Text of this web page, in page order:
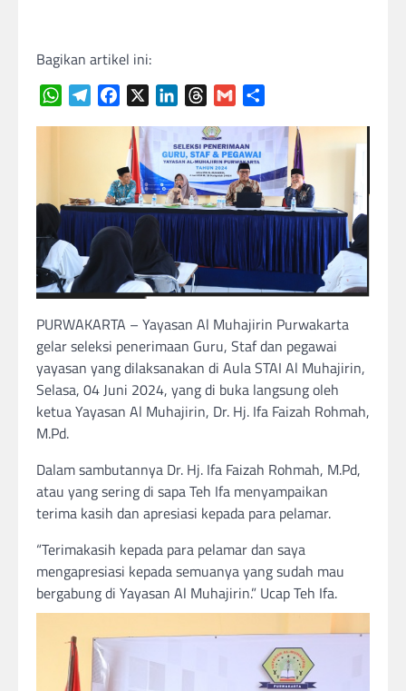
Bagikan artikel ini:
WhatsAppTelegramFacebook LinkedInThreads
Gmail
PURWAKARTA – Yayasan Al Muhajirin Purwakarta
gelar seleksi penerimaan Guru, Staf dan pegawai
yayasan yang dilaksanakan di Aula STAI Al Muhajirin,
Selasa, 04 Juni 2024, yang di buka langsung oleh
ketua Yayasan Al Muhajirin, Dr. Hj. Ifa Faizah Rohmah,
M.Pd.
Dalam sambutannya Dr. Hj. Ifa Faizah Rohmah, M.Pd,
atau yang sering di sapa Teh Ifa menyampaikan
terima kasih dan apresiasi kepada para pelamar.
“Terimakasih kepada para pelamar dan saya
mengapresiasi kepada semuanya yang sudah mau
bergabung di Yayasan Al Muhajirin.” Ucap Teh Ifa.